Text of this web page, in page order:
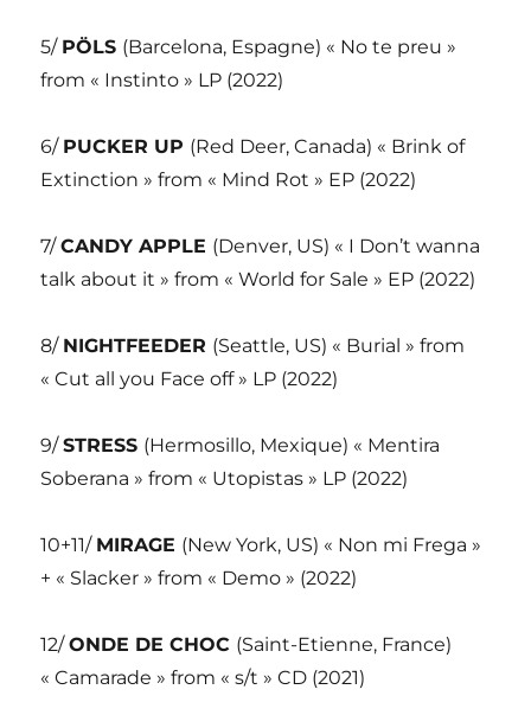
5/ PÖLS (Barcelona, Espagne) « No te preu »
from « Instinto » LP (2022)
6/ PUCKER UP (Red Deer, Canada) « Brink of
Extinction » from « Mind Rot » EP (2022)
7/CANDY APPLE (Denver, US) « I Don’t wanna
talk about it » from « World for Sale » EP (2022)
8/ NIGHTFEEDER (Seattle, US) « Burial » from
« Cut all you Face off » LP (2022)
9/STRESS (Hermosillo, Mexique) « Mentira
Soberana » from « Utopistas » LP (2022)
10+11/ MIRAGE (New York, US) « Non mi Frega »
+ « Slacker » from « Demo » (2022)
12/ONDE DE CHOC (Saint-Etienne, France)
« Camarade » from « s/t » CD (2021)